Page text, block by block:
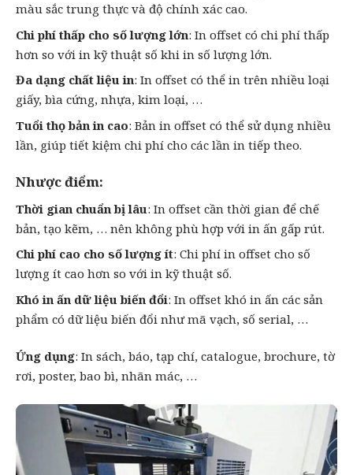
màu sắc trung thực và độ chính xác cao.
Chi phí thấp cho số lượng lớn: In offset có chi phí thấp
hơn so với in kỹ thuật số khi in số lượng lớn.
Đa dạng chất liệu in: In offset có thể in trên nhiều loại
giấy, bìa cứng, nhựa, kim loại, …
Tuổi thọ bản in cao: Bản in offset có thể sử dụng nhiều
lần, giúp tiết kiệm chi phí cho các lần in tiếp theo.
Nhược điểm:
Thời gian chuẩn bị lâu: In offset cần thời gian để chế
bản, tạo kẽm, … nên không phù hợp với in ấn gấp rút.
Chi phí cao cho số lượng ít: Chi phí in offset cho số
lượng ít cao hơn so với in kỹ thuật số.
Khó in ấn dữ liệu biến đổi: In offset khó in ấn các sản
phẩm có dữ liệu biến đổi như mã vạch, số serial, …
Ứng dụng: In sách, báo, tạp chí, catalogue, brochure, tờ
rơi, poster, bao bì, nhãn mác, …